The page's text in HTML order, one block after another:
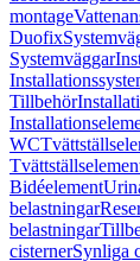
montage
Duofix
Systemväggar
Tillbehör
WC
Bidéelement
belastningar
belastningar
cisternerSynliga